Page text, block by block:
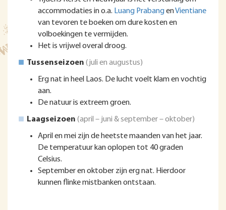
accommodaties in o.a. Luang PrabangenVientiane
van tevoren te boeken om dure kosten en
volboekingen te vermijden.
Het is vrijwel overal droog.
Tussenseizoen (juli en augustus)
Erg nat in heel Laos. De lucht voelt klam en vochtig
aan.
De natuur is extreem groen.
Laagseizoen (april – juni & september – oktober)
April en mei zijn de heetste maanden van het jaar.
De temperatuur kan oplopen tot 40 graden
Celsius.
September en oktober zijn erg nat. Hierdoor
kunnen flinke mistbanken ontstaan.